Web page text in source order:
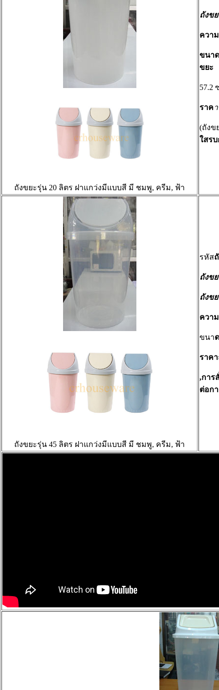
ถังขยะรุ่น 20 ลิตร ฝาแกว่งมีแบบสี มี ชมพู, ครีม, ฟ้า
ถังข
ควา
ขนา
ขยะ
57.2
ราค
(ถังข
ใสร
ถังขยะรุ่น 45 ลิตร ฝาแกว่งมีแบบสี มี ชมพู, ครีม, ฟ้า
รหัส
ถังข
ถังข
ควา
ขนา
ราค
,การ
ต่อก